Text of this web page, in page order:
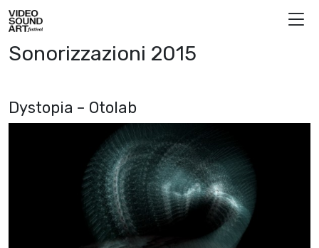
Vai al contenuto
Video Sound Art
Sonorizzazioni 2015
Dystopia – Otolab